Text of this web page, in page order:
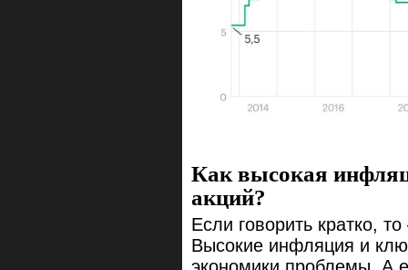
Как высокая
акций?
Если говорить кратко,
Высокие инфляция и